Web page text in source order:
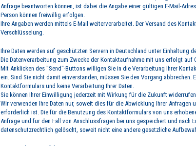
Anfrage beantworten können, ist dabei die Angabe einer gültigen E-Mail-
Person können freiwillig erfolgen.
Ihre Angaben werden mittels E-Mail weiterverarbeitet. Der Versand des
Verschlüsselung.
Ihre Daten werden auf geschützten Servern in Deutschland unter Einhaltung
Die Datenverarbeitung zum Zwecke der Kontaktaufnahme mit uns erfolgt
Mit Anklicken des "Send"-Buttons willigen Sie in die Verarbeitung Ihrer
ein. Sind Sie nicht damit einverstanden, müssen Sie den Vorgang abbrechen.
Kontaktformulars und keine Verarbeitung Ihrer Daten.
Sie können Ihrer Einwilligung jederzeit mit Wirkung für die Zukunft
Wir verwenden Ihre Daten nur, soweit dies für die Abwicklung Ihrer Anfragen
erforderlich ist. Die für die Benutzung des Kontaktformulars von uns
Anfrage und für den Fall von Anschlussfragen bei uns gespeichert und nach
datenschutzrechtlich gelöscht, soweit nicht eine andere gesetzliche